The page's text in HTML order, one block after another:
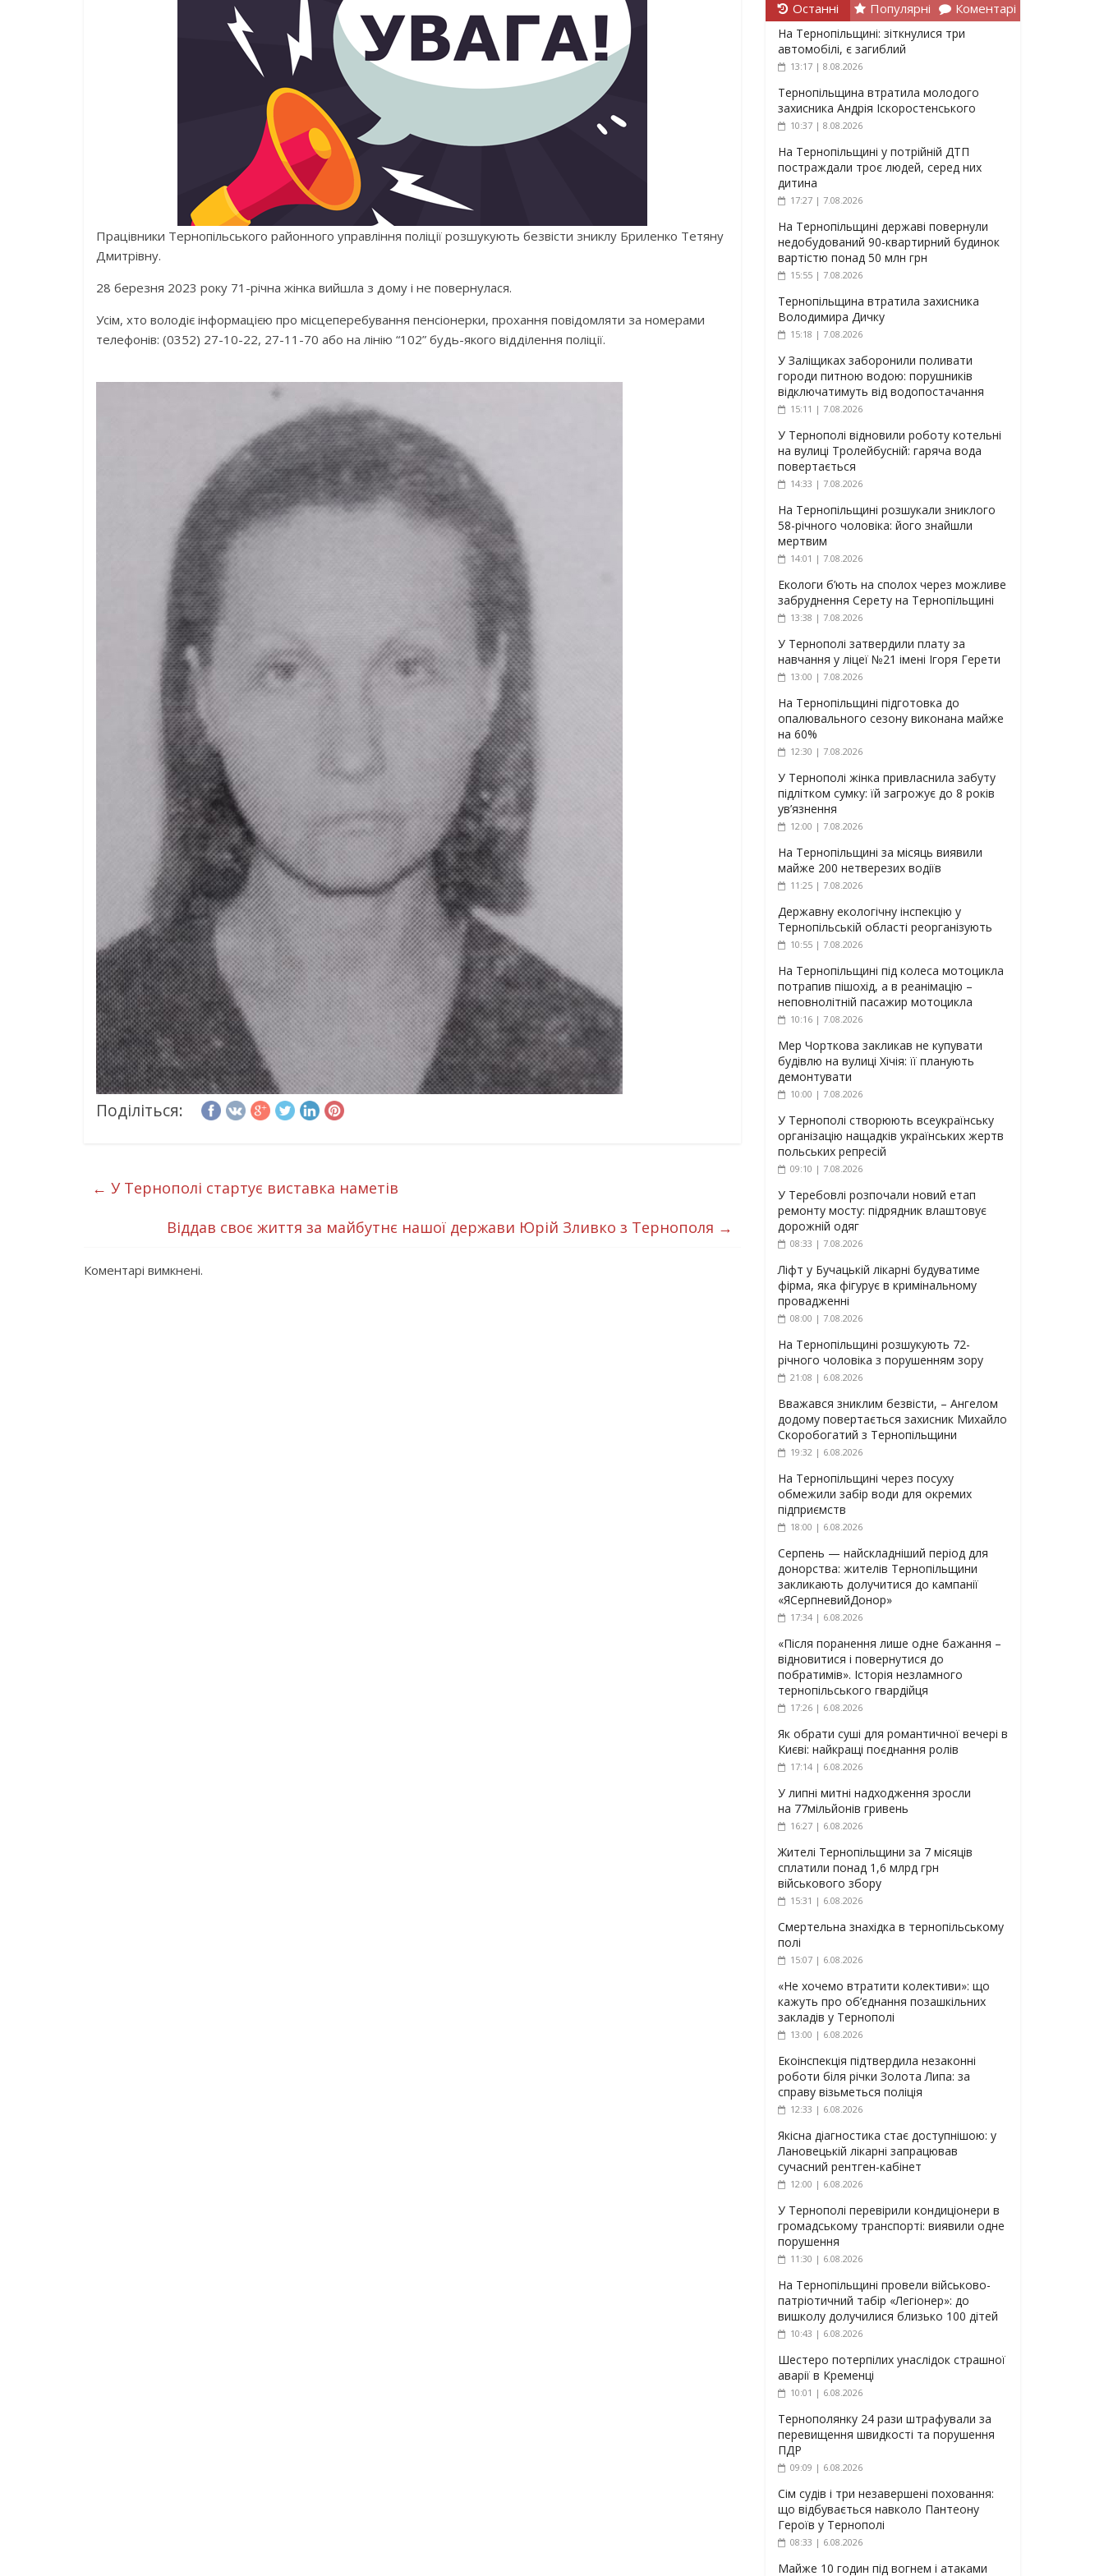
Працівники Тернопільського районного управління поліції розшукують безвісти зниклу Бриленко Тетяну
Дмитрівну.
28 березня 2023 року 71-річна жінка вийшла з дому і не повернулася.
Усім, хто володіє інформацією про місцеперебування пенсіонерки, прохання повідомляти за номерами
телефонів: (0352) 27-10-22, 27-11-70 або на лінію “102” будь-якого відділення поліції.
Поділіться:
← У Тернополі стартує виставка наметів
Віддав своє життя за майбутнє нашої держави Юрій Зливко з Тернополя →
Коментарі вимкнені.
Останні Популярні Коментарі
На Тернопільщині: зіткнулися три
автомобілі, є загиблий
13:17 | 8.08.2026
Тернопільщина втратила молодого
захисника Андрія Іскоростенського
10:37 | 8.08.2026
На Тернопільщині у потрійній ДТП
постраждали троє людей, серед них
дитина
17:27 | 7.08.2026
На Тернопільщині державі повернули
недобудований 90-квартирний будинок
вартістю понад 50 млн грн
15:55 | 7.08.2026
Тернопільщина втратила захисника
Володимира Дичку
15:18 | 7.08.2026
У Заліщиках заборонили поливати
городи питною водою: порушників
відключатимуть від водопостачання
15:11 | 7.08.2026
У Тернополі відновили роботу котельні
на вулиці Тролейбусній: гаряча вода
повертається
14:33 | 7.08.2026
На Тернопільщині розшукали зниклого
58-річного чоловіка: його знайшли
мертвим
14:01 | 7.08.2026
Екологи б’ють на сполох через можливе
забруднення Серету на Тернопільщині
13:38 | 7.08.2026
У Тернополі затвердили плату за
навчання у ліцеї №21 імені Ігоря Герети
13:00 | 7.08.2026
На Тернопільщині підготовка до
опалювального сезону виконана майже
на 60%
12:30 | 7.08.2026
У Тернополі жінка привласнила забуту
підлітком сумку: їй загрожує до 8 років
ув’язнення
12:00 | 7.08.2026
На Тернопільщині за місяць виявили
майже 200 нетверезих водіїв
11:25 | 7.08.2026
Державну екологічну інспекцію у
Тернопільській області реорганізують
10:55 | 7.08.2026
На Тернопільщині під колеса мотоцикла
потрапив пішохід, а в реанімацію –
неповнолітній пасажир мотоцикла
10:16 | 7.08.2026
Мер Чорткова закликав не купувати
будівлю на вулиці Хічія: її планують
демонтувати
10:00 | 7.08.2026
У Тернополі створюють всеукраїнську
організацію нащадків українських жертв
польських репресій
09:10 | 7.08.2026
У Теребовлі розпочали новий етап
ремонту мосту: підрядник влаштовує
дорожній одяг
08:33 | 7.08.2026
Ліфт у Бучацькій лікарні будуватиме
фірма, яка фігурує в кримінальному
провадженні
08:00 | 7.08.2026
На Тернопільщині розшукують 72-
річного чоловіка з порушенням зору
21:08 | 6.08.2026
Вважався зниклим безвісти, – Ангелом
додому повертається захисник Михайло
Скоробогатий з Тернопільщини
19:32 | 6.08.2026
На Тернопільщині через посуху
обмежили забір води для окремих
підприємств
18:00 | 6.08.2026
Серпень — найскладніший період для
донорства: жителів Тернопільщини
закликають долучитися до кампанії
«ЯСерпневийДонор»
17:34 | 6.08.2026
«Після поранення лише одне бажання –
відновитися і повернутися до
побратимів». Історія незламного
тернопільського гвардійця
17:26 | 6.08.2026
Як обрати суші для романтичної вечері в
Києві: найкращі поєднання ролів
17:14 | 6.08.2026
У липні митні надходження зросли
на 77мільйонів гривень
16:27 | 6.08.2026
Жителі Тернопільщини за 7 місяців
сплатили понад 1,6 млрд грн
військового збору
15:31 | 6.08.2026
Смертельна знахідка в тернопільському
полі
15:07 | 6.08.2026
«Не хочемо втратити колективи»: що
кажуть про об’єднання позашкільних
закладів у Тернополі
13:00 | 6.08.2026
Екоінспекція підтвердила незаконні
роботи біля річки Золота Липа: за
справу візьметься поліція
12:33 | 6.08.2026
Якісна діагностика стає доступнішою: у
Лановецькій лікарні запрацював
сучасний рентген-кабінет
12:00 | 6.08.2026
У Тернополі перевірили кондиціонери в
громадському транспорті: виявили одне
порушення
11:30 | 6.08.2026
На Тернопільщині провели військово-
патріотичний табір «Легіонер»: до
вишколу долучилися близько 100 дітей
10:43 | 6.08.2026
Шестеро потерпілих унаслідок страшної
аварії в Кременці
10:01 | 6.08.2026
Тернополянку 24 рази штрафували за
перевищення швидкості та порушення
ПДР
09:09 | 6.08.2026
Сім судів і три незавершені поховання:
що відбувається навколо Пантеону
Героїв у Тернополі
08:33 | 6.08.2026
Майже 10 годин під вогнем і атаками